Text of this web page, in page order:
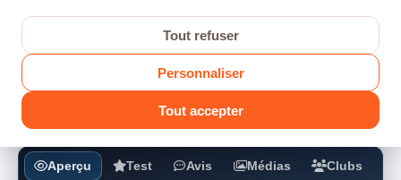
Guild Wars 3
HYPE
Aperçu Test Avis Médias Clubs
Tout refuser
Personnaliser
Tout accepter